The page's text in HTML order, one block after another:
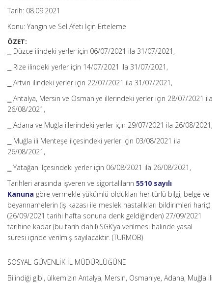
Tarih: 08.09.2021
Konu: Yangın ve Sel Afeti İçin Erteleme
ÖZET:
⎯ Düzce ilindeki yerler için 06/07/2021 ila 31/07/2021,
⎯ Rize ilindeki yerler için 14/07/2021 ila 31/07/2021,
⎯ Artvin ilindeki yerler için 22/07/2021 ila 31/07/2021,
⎯ Antalya, Mersin ve Osmaniye illerindeki yerler için 28/07/2021 ila
26/08/2021,
⎯ Adana ve Muğla illerindeki yerler için 29/07/2021 ila 26/08/2021,
⎯ Muğla ili Menteşe ilçesindeki yerler için 03/08/2021 ila
26/08/2021,
⎯ Yatağan ilçesindeki yerler için 06/08/2021 ila 26/08/2021,
Tarihleri arasında işveren ve sigortalıların 5510 sayılı
Kanuna göre vermekle yükümlü oldukları her türlü bilgi, belge ve
beyannamelerin (iş kazası ile meslek hastalıkları bildirimleri hariç)
(26/09/2021 tarihi hafta sonuna denk geldiğinden) 27/09/2021
tarihine kadar (bu tarih dahil) SGK’ya verilmesi halinde yasal
süresi içinde verilmiş sayılacaktır. (TÜRMOB)
SOSYAL GÜVENLİK İL MÜDÜRLÜĞÜNE
Bilindiği gibi, ülkemizin Antalya, Mersin, Osmaniye, Adana, Muğla ili